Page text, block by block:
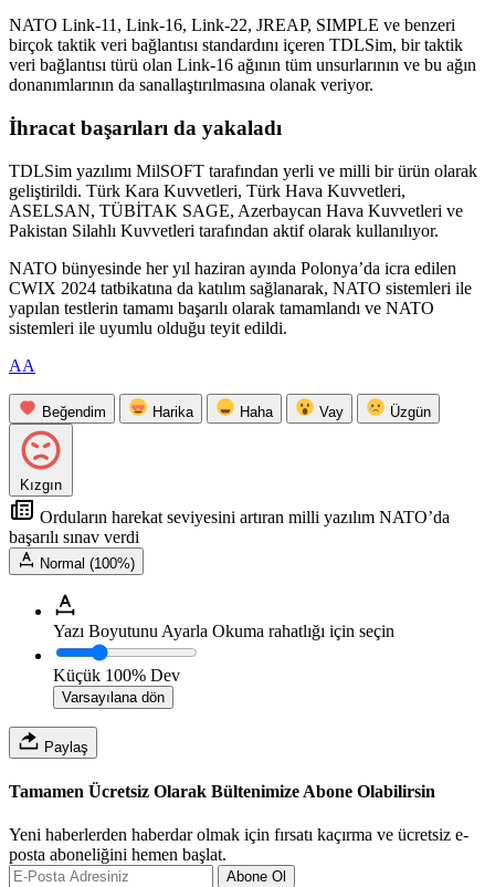
NATO Link-11, Link-16, Link-22, JREAP, SIMPLE ve benzeri
birçok taktik veri bağlantısı standardını içeren TDLSim, bir taktik
veri bağlantısı türü olan Link-16 ağının tüm unsurlarının ve bu ağın
donanımlarının da sanallaştırılmasına olanak veriyor.
İhracat başarıları da yakaladı
TDLSim yazılımı MilSOFT tarafından yerli ve milli bir ürün olarak
geliştirildi. Türk Kara Kuvvetleri, Türk Hava Kuvvetleri,
ASELSAN, TÜBİTAK SAGE, Azerbaycan Hava Kuvvetleri ve
Pakistan Silahlı Kuvvetleri tarafından aktif olarak kullanılıyor.
NATO bünyesinde her yıl haziran ayında Polonya’da icra edilen
CWIX 2024 tatbikatına da katılım sağlanarak, NATO sistemleri ile
yapılan testlerin tamamı başarılı olarak tamamlandı ve NATO
sistemleri ile uyumlu olduğu teyit edildi.
AA
Beğendim Harika Haha Vay Üzgün
Kızgın
Orduların harekat seviyesini artıran milli yazılım NATO’da
başarılı sınav verdi
Normal (100%)
Yazı Boyutunu Ayarla Okuma rahatlığı için seçin
Küçük 100% Dev
Varsayılana dön
Paylaş
Tamamen Ücretsiz Olarak Bültenimize Abone Olabilirsin
Yeni haberlerden haberdar olmak için fırsatı kaçırma ve ücretsiz e-
posta aboneliğini hemen başlat.
Abone Ol